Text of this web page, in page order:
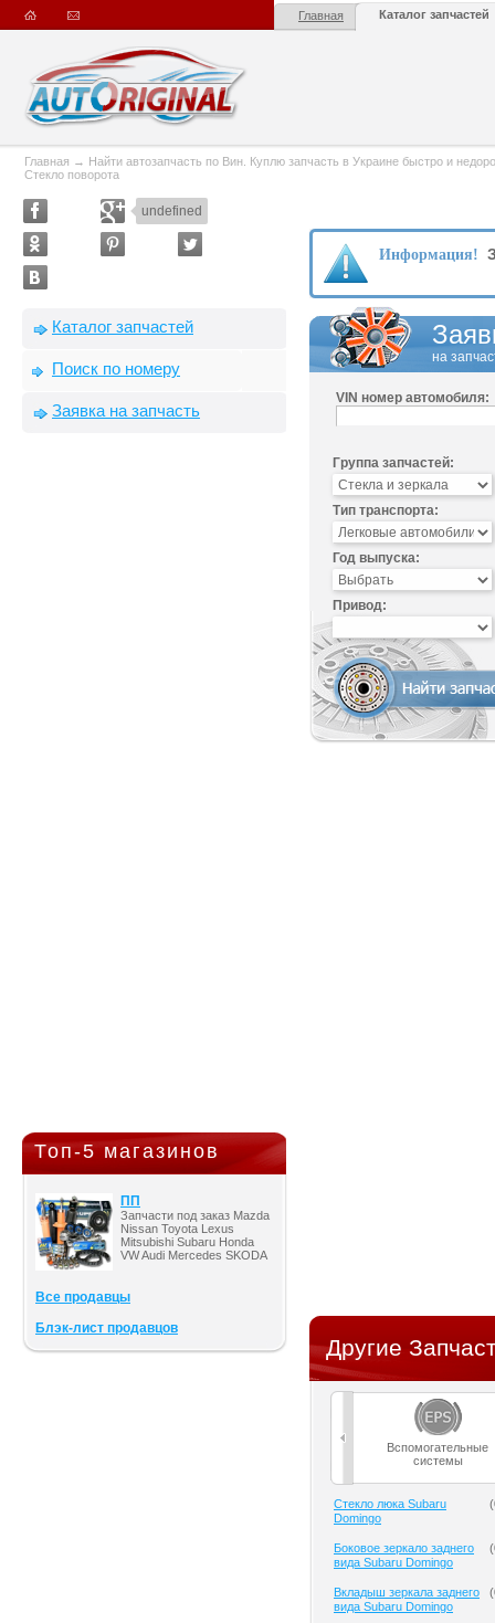
Главная Каталог запчастей
Главная → Найти автозапчасть по Вин. Куплю запчасть в Украине быстро и
Стекло поворота
undefined
Каталог запчастей
Поиск по номеру
Заявка на запчасть
Топ-5 магазинов
ПП
Запчасти под заказ Mazda
Nissan Toyota Lexus
Mitsubishi Subaru Honda
VW Audi Mercedes SKODA
Все продавцы
Блэк-лист продавцов
Информация!
на
VIN номер автомобиля:
Группа запчастей:
Тип транспорта:
Год выпуска:
Привод:
Другие
Вспомогательные
системы
Cтекло люка Subaru
Domingo
(
Боковое зеркало заднего
вида Subaru Domingo
(
Вкладыш зеркала заднего
вида Subaru Domingo
(